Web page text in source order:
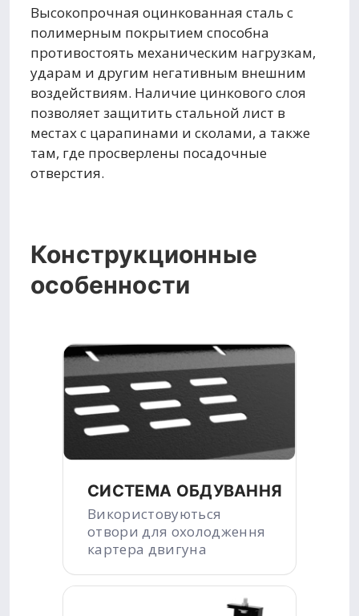
Высокопрочная оцинкованная сталь с
полимерным покрытием способна
противостоять механическим нагрузкам,
ударам и другим негативным внешним
воздействиям. Наличие цинкового слоя
позволяет защитить стальной лист в
местах с царапинами и сколами, а также
там, где просверлены посадочные
отверстия.
Конструкционные
особенности
СИСТЕМА ОБДУВАННЯ
Використовуються
отвори для охолодження
картера двигуна